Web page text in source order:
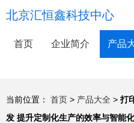
北京汇恒鑫科技中心
首页 企业简介 产品
当前位置： 首页 > 产品大全 > 打
发 提升定制化生产的效率与智能